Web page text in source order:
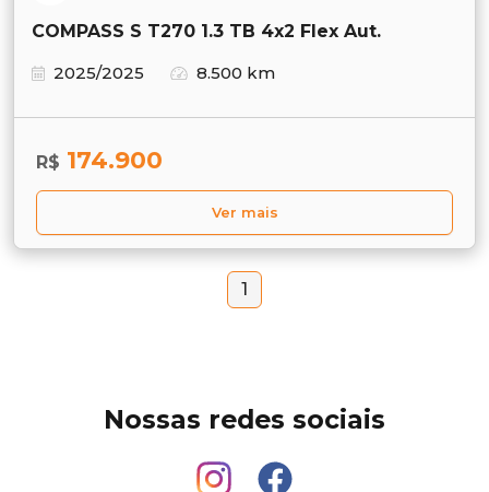
COMPASS S T270 1.3 TB 4x2 Flex Aut.
2025/2025
8.500 km
R$ 174.900
Ver mais
1
Nossas redes sociais